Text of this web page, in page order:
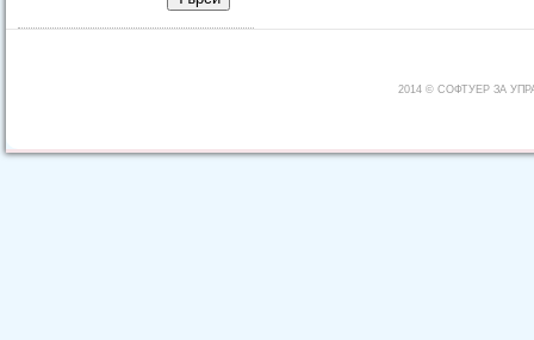
2014 © СОФТУЕР ЗА